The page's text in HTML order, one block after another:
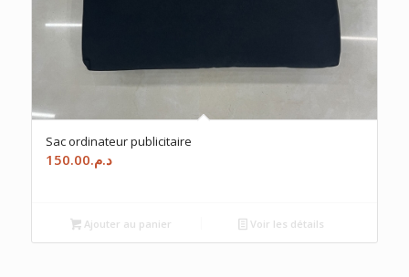
Sac ordinateur publicitaire
د.م.150.00
Ajouter au panier Voir les détails